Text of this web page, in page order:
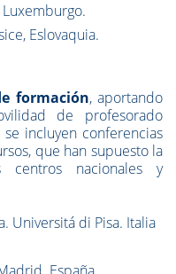
Eslovaquia.
formación, aportando
de profesorado
incluyen conferencias
que han supuesto la
centros nacionales y
Universitá di Pisa. Italia